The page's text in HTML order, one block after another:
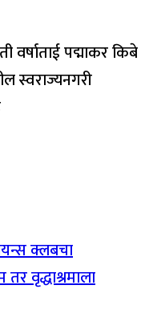
वर्षाताई पद्माकर किबे
स्वराज्यनगरी